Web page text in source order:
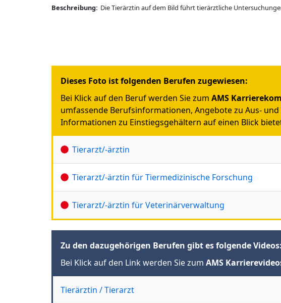
Beschreibung: Die Tierärztin auf dem Bild führt tierärztliche
Dieses Foto ist folgenden Berufen zugewiesen:
Bei Klick auf den Beruf werden Sie zum AMS
umfassende Berufsinformationen, Angebote zu Aus-
Informationen zu Einstiegsgehältern auf einen Blick
Tierarzt/-ärztin
Tierarzt/-ärztin für Tiermedizinische Forschung
Tierarzt/-ärztin für Veterinärverwaltung
Zu den dazugehörigen Berufen gibt es folgende Videos:
Bei Klick auf den Link werden Sie zum AMS
Tierärztin / Tierarzt